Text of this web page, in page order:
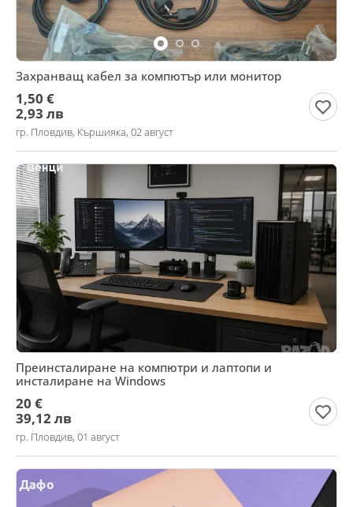
Захранващ кабел за компютър или монитор
1,50 €
2,93 лв
гр. Пловдив, Кършияка, 02 август
Преинсталиране на компютри и лаптопи и
инсталиране на Windows
20 €
39,12 лв
гр. Пловдив, 01 август